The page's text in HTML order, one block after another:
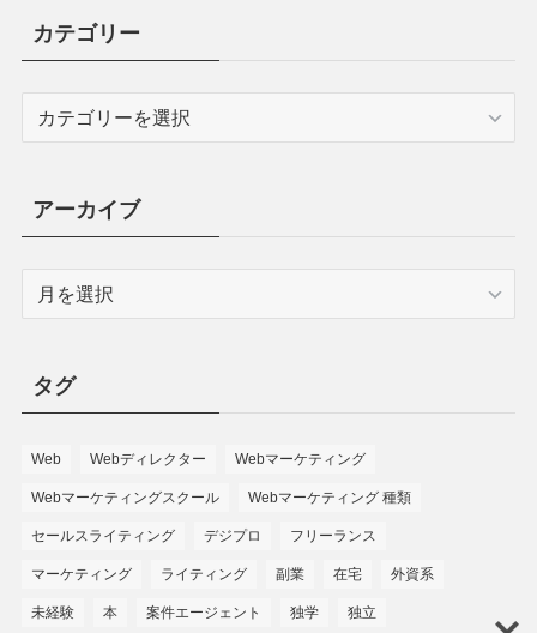
カテゴリー
アーカイブ
タグ
Web Webディレクター Webマーケティング
Webマーケティングスクール Webマーケティング 種類
セールスライティング デジプロ フリーランス
マーケティング ライティング 副業 在宅 外資系
未経験 本 案件エージェント 独学 独立